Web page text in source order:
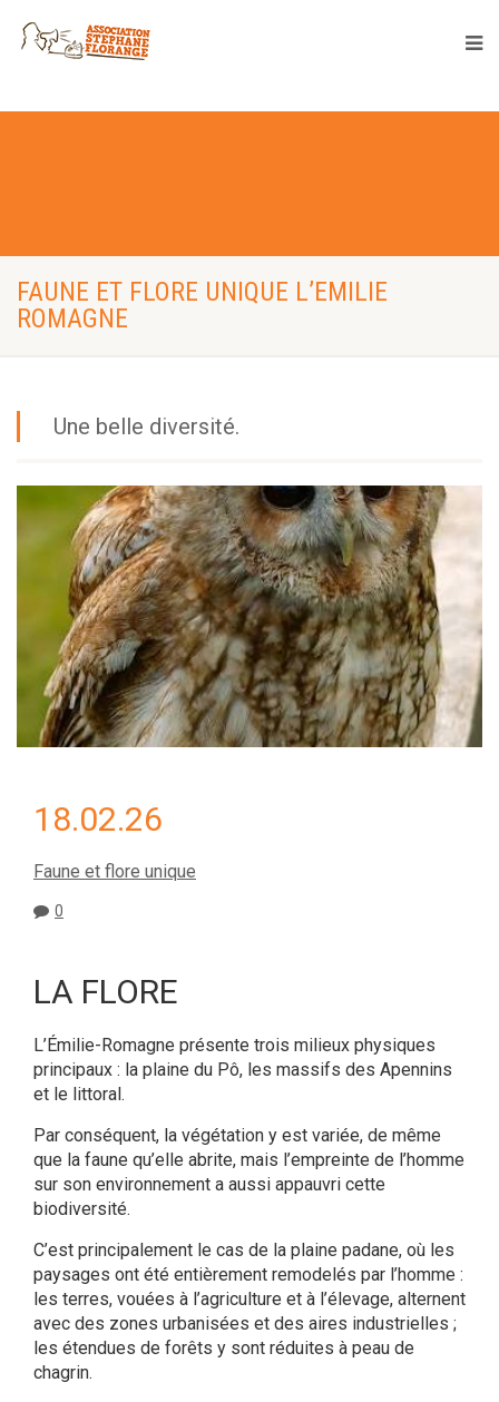
FAUNE ET FLORE UNIQUE L’EMILIE
ROMAGNE
Une belle diversité.
18.02.26
Faune et flore unique
0
LA FLORE
L’Émilie-Romagne présente trois milieux physiques
principaux : la plaine du Pô, les massifs des Apennins
et le littoral.
Par conséquent, la végétation y est variée, de même
que la faune qu’elle abrite, mais l’empreinte de l’homme
sur son environnement a aussi appauvri cette
biodiversité.
C’est principalement le cas de la plaine padane, où les
paysages ont été entièrement remodelés par l’homme :
les terres, vouées à l’agriculture et à l’élevage, alternent
avec des zones urbanisées et des aires industrielles ;
les étendues de forêts y sont réduites à peau de
chagrin.